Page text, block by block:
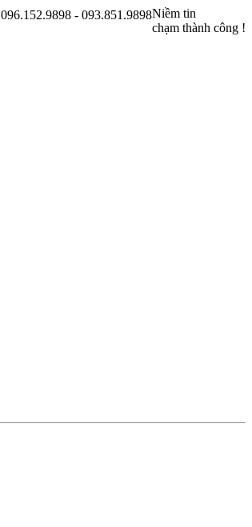
Niềm tin
chạm thành công !
096.152.9898 - 093.851.9898